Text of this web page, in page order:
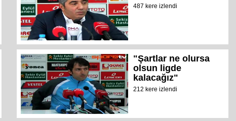
487 kere izlendi
"Şartlar ne olursa
olsun ligde
kalacağız"
212 kere izlendi